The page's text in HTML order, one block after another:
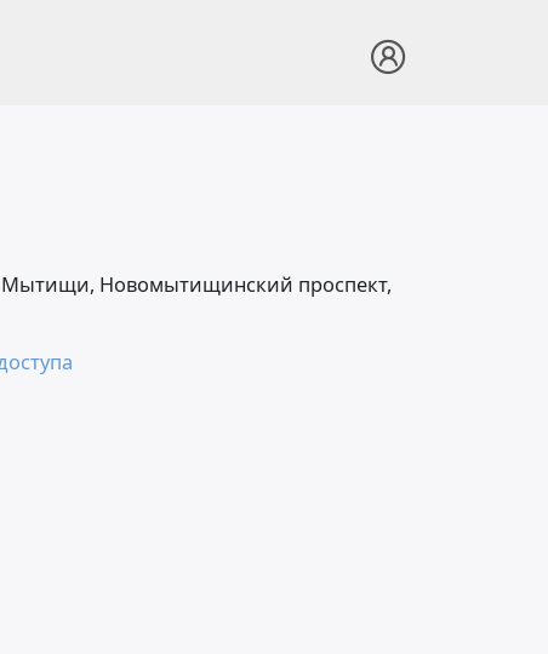
Мытищи, Новомытищинский проспект,